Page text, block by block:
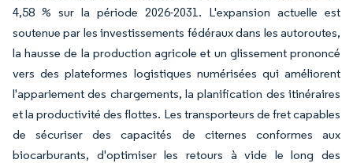
4,58 % sur la période 2026-2031. L'expansion actuelle est
soutenue par les investissements fédéraux dans les autoroutes,
la hausse de la production agricole et un glissement prononcé
vers des plateformes logistiques numérisées qui améliorent
l'appariement des chargements, la planification des itinéraires
et la productivité des flottes. Les transporteurs de fret capables
de sécuriser des capacités de citernes conformes aux
biocarburants, d'optimiser les retours à vide le long des